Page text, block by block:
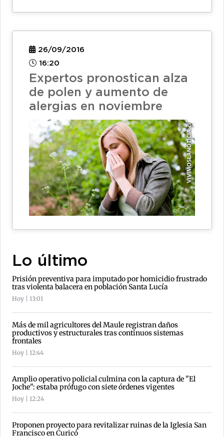
26/09/2016
16:20
Expertos pronostican alza
de polen y aumento de
alergias en noviembre
Lo último
Prisión preventiva para imputado por homicidio frustrado
tras violenta balacera en población Santa Lucía
Hoy | 13:01
Más de mil agricultores del Maule registran daños
productivos y estructurales tras continuos sistemas
frontales
Hoy | 12:44
Amplio operativo policial culmina con la captura de "El
Joche": estaba prófugo con siete órdenes vigentes
Hoy | 12:24
Proponen proyecto para revitalizar ruinas de la Iglesia San
Francisco en Curicó